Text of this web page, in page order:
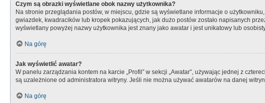
Czym są obrazki wyświetlane obok nazwy użytkownika?
Na stronie przeglądania postów, w miejscu, gdzie są wyświetlane informacje o
gwiazdek, kwadracików lub kropek pokazujących, jak dużo postów zostało napisanych
wyświetlany powyżej nazwy użytkownika jest znany jako awatar i jest unikatowy lub
Na górę
Jak wyświetlić awatar?
W panelu zarządzania kontem na karcie „Profil” w sekcji „Awatar”, używając jednej z
są uzależnione od administratora witryny. Jeśli nie można używać awatarów na danej
Na górę